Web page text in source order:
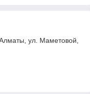
ул. Маметовой,